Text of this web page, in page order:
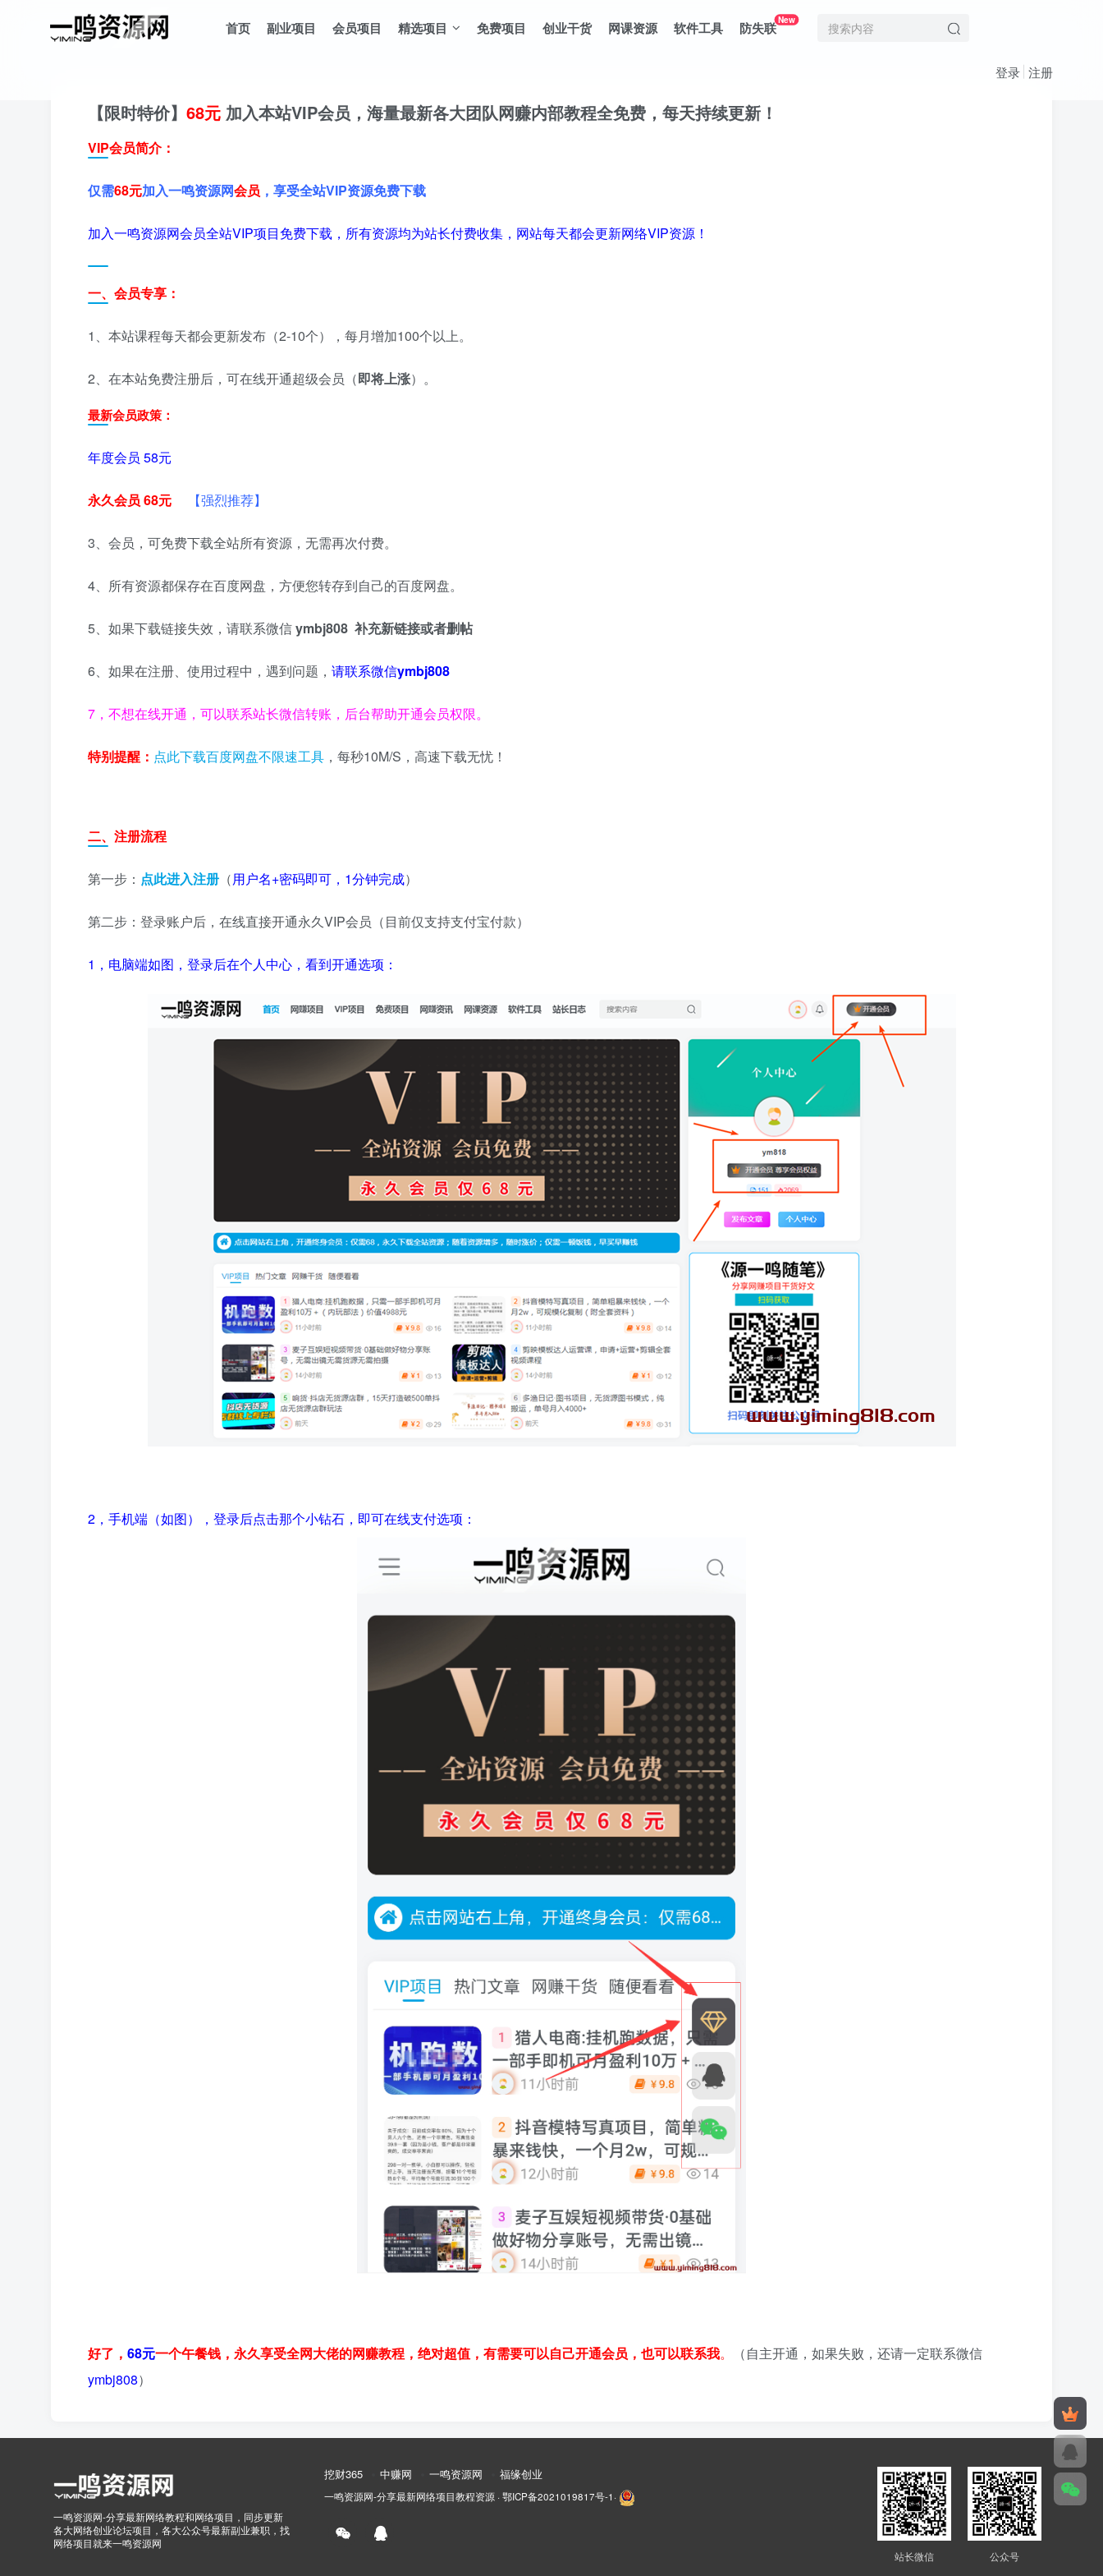
首页 副业项目 会员项目 精选项目 免费项目 创业干货 网课资源 软件工具 防失联New
登录 注册
【限时特价】 68元 加入本站VIP会员，海量最新各大团队网赚内部教程全免费，每天持续更新！
VIP会员简介：
仅需68元加入一鸣资源网会员 ，享受全站VIP资源免费下载
加入一鸣资源网会员全站VIP项目免费下载，所有资源均为站长付费收集，网站每天都会更新网络VIP资源！
一、会员专享：
1、本站课程每天都会更新发布（2-10个），每月增加100个以上。
2、在本站免费注册后，可在线开通超级会员（即将上涨）。
最新会员政策：
年度会员 58元
永久会员 68元 【强烈推荐】
3、会员，可免费下载全站所有资源，无需再次付费。
4、所有资源都保存在百度网盘，方便您转存到自己的百度网盘。
5、如果下载链接失效，请联系微信ymbj808 补充新链接或者删帖
6、如果在注册、使用过程中，遇到问题， 请联系微信ymbj808
7，不想在线开通，可以联系站长微信转账，后台帮助开通会员权限。
特别提醒： 点此下载百度网盘不限速工具 ，每秒10M/S，高速下载无忧！
二、注册流程
第一步： 点此进入注册 （用户名+密码即可，1分钟完成）
第二步：登录账户后，在线直接开通永久VIP会员（目前仅支持支付宝付款）
1，电脑端如图，登录后在个人中心，看到开通选项：
2，手机端（如图），登录后点击那个小钻石，即可在线支付选项：
好了， 68元一个午餐钱，永久享受全网大佬的网赚教程，绝对超值，有需要可以自己开通会员，也可以联系我。
（自主开通，如果失败，还请一定联系微信
ymbj808）
一鸣资源网-分享最新网络教程和网络项目，同步更新
各大网络创业论坛项目，各大公众号最新副业兼职，找
网络项目就来一鸣资源网
挖财365 中赚网 一鸣资源网 福缘创业
一鸣资源网-分享最新网络项目教程资源 · 鄂ICP备2021019817号-1 ·
站长微信 公众号